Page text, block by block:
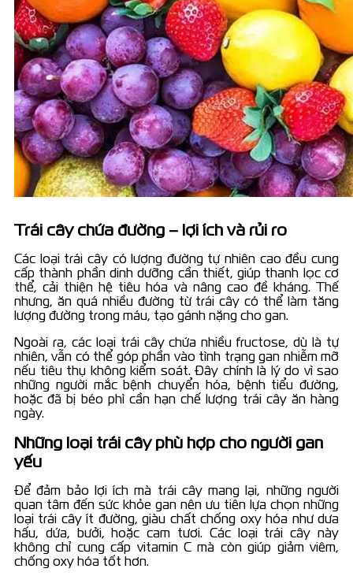
Trái cây chứa đường – lợi ích và rủi ro
Các loại trái cây có lượng đường tự nhiên cao đều cung
cấp thành phần dinh dưỡng cần thiết, giúp thanh lọc cơ
thể, cải thiện hệ tiêu hóa và nâng cao đề kháng. Thế
nhưng, ăn quá nhiều đường từ trái cây có thể làm tăng
lượng đường trong máu, tạo gánh nặng cho gan.
Ngoài ra, các loại trái cây chứa nhiều fructose, dù là tự
nhiên, vẫn có thể góp phần vào tình trạng gan nhiễm mỡ
nếu tiêu thụ không kiểm soát. Đây chính là lý do vì sao
những người mắc bệnh chuyển hóa, bệnh tiểu đường,
hoặc đã bị béo phì cần hạn chế lượng trái cây ăn hàng
ngày.
Những loại trái cây phù hợp cho người gan
yếu
Để đảm bảo lợi ích mà trái cây mang lại, những người
quan tâm đến sức khỏe gan nên ưu tiên lựa chọn những
loại trái cây ít đường, giàu chất chống oxy hóa như dưa
hấu, dứa, bưởi, hoặc cam tươi. Các loại trái cây này
không chỉ cung cấp vitamin C mà còn giúp giảm viêm,
chống oxy hóa tốt hơn.